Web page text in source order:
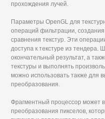
прохождения лучей.
Параметры OpenGL для
операций фильтрации,
сравнения текстур. Эти
доступа к текстуре из тендера.
окончательный результат, а
текстуры и выполнять
можно использовать также для
преобразования.
Фрагментный процессор может
преобразования пикселов,